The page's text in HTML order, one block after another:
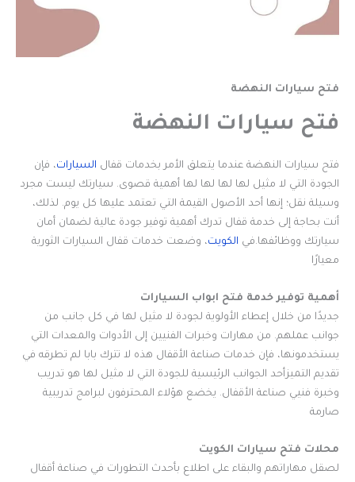
فتح سيارات النهضة
فتح سيارات النهضة
فتح سيارات النهضة عندما يتعلق الأمر بخدمات قفال السيارات، فإن
الجودة التي لا مثيل لها لها لها لها أهمية قصوى. سيارتك ليست مجرد
وسيلة نقل؛ إنها أحد الأصول القيمة التي تعتمد عليها كل يوم. لذلك،
أنت بحاجة إلى خدمة قفال تدرك أهمية توفير جودة عالية لضمان أمان
سيارتك ووظائفها.في الكويت، وضعت خدمات قفال السيارات الثورية
معيارًا
أهمية توفير خدمة فتح ابواب السيارات
جديدًا من خلال إعطاء الأولوية لجودة لا مثيل لها في كل جانب من
جوانب عملهم. من مهارات وخبرات الفنيين إلى الأدوات والمعدات التي
يستخدمونها، فإن خدمات صناعة الأقفال هذه لا تترك بابا لم تطرقه في
تقديم التميزأحد الجوانب الرئيسية للجودة التي لا مثيل لها هو تدريب
وخبرة فنيي صناعة الأقفال. يخضع هؤلاء المحترفون لبرامج تدريبية
صارمة
محلات فتح سيارات الكويت
لصقل مهاراتهم والبقاء على اطلاع بأحدث التطورات في صناعة أقفال